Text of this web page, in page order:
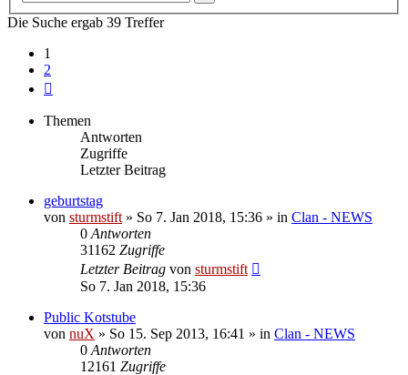
Die Suche ergab 39 Treffer
1
2
Themen
Antworten
Zugriffe
Letzter Beitrag
geburtstag
von sturmstift » So 7. Jan 2018, 15:36 » in Clan - NEWS
0 Antworten
31162 Zugriffe
Letzter Beitrag von sturmstift
So 7. Jan 2018, 15:36
Public Kotstube
von nuX » So 15. Sep 2013, 16:41 » in Clan - NEWS
0 Antworten
12161 Zugriffe